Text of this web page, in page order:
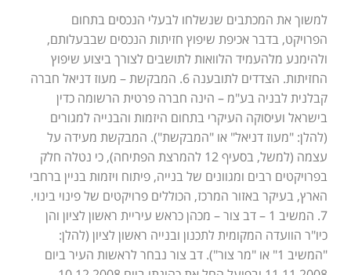
למשוך את המכתבים שנשלחו לבעלי הנכסים בתחום
הפרויקט, בדבר אכיפת שיפוץ חזיתות הנכסים שבבעלותם,
ולהימנע מלהעמיד הלוואות לתושבים לצורך ביצוע שיפוץ
החזיתות. הצדדים לתובענה 6. המבקשת – מעוז דניאל חברה
קבלנית לבניה בע"מ – הינה חברה פרטית הרשומה כדין
בישראל ועיסוקה העיקרי בתחום היזמות והבנייה למגורים
(להלן: "מעוז דניאל" או "המבקשת"). המבקשת מעידה על
עצמה (למשל, בסעיף 12 להמרצת הפתיחה), כי נטלה חלק
בפרויקטים רבים ומגוונים של בנייה, פיתוח ויזמות בניין ברחבי
הארץ, בעיקר באזור המרכז, הכוללים פרויקטים של פינוי בינוי.
7. המשיב 1 – דב צור – מכהן כראש עיריית ראשון לציון והן
כיו"ר הוועדה המקומית לתכנון ובנייה ראשון לציון (להלן:
"המשיב 1" או "מר צור"). דב צור נבחר לראשות העיר ביום